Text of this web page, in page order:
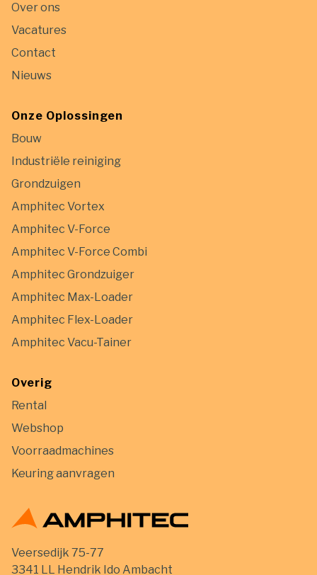
Over ons
Vacatures
Contact
Nieuws
Onze Oplossingen
Bouw
Industriële reiniging
Grondzuigen
Amphitec Vortex
Amphitec V-Force
Amphitec V-Force Combi
Amphitec Grondzuiger
Amphitec Max-Loader
Amphitec Flex-Loader
Amphitec Vacu-Tainer
Overig
Rental
Webshop
Voorraadmachines
Keuring aanvragen
Veersedijk 75-77
3341 LL Hendrik Ido Ambacht